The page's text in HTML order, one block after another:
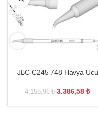
JBC C245 748 Havya Ucu
4.158,96₺ 3.386,58 ₺